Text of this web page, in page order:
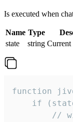
Is executed when
Name Type
state
string Current
function
if
//